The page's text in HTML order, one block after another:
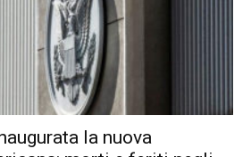
la nuova